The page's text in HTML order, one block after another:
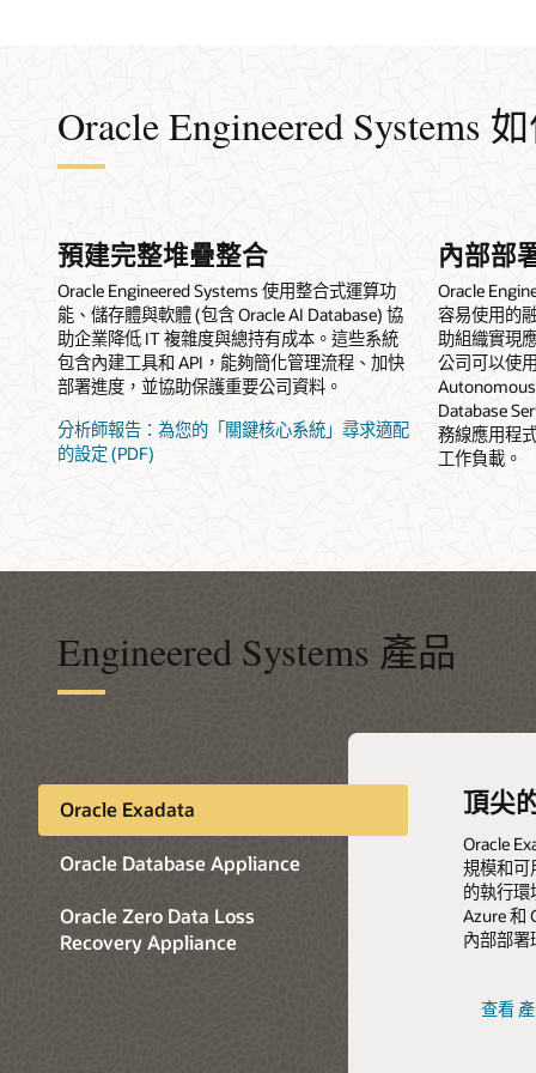
Oracle Engineered Systems
預建完整堆疊整合
Oracle Engineered Systems 使用整合式運算功
能、儲存體與軟體 (包含 Oracle AI Database) 協
助企業降低 IT 複雜度與總持有成本。這些系統
包含內建工具和 API，能夠簡化管理流程、加快
部署進度，並協助保護重要公司資料。
分析師報告：為您的「關鍵核心系統」尋求適配
的設定 (PDF)
內部部
Oracle
容易使用的
助組織實現
公司可以使
Autonomous
Database
務線應用程
工作負載。
Engineered Systems 產品
Oracle Exadata
Oracle Database Appliance
Oracle Zero Data Loss
Recovery Appliance
頂尖
Oracle
規模和可
的執行環
Azure 和
內部部署
查看
Oracle
Exadata
適用
化平
對於擁有
管理其資
使用具備
本，加
Oracle
Oracle
份與復原
有平台上
為錯誤等
處執
Oracle
構，讓您
存和網路
網路服務
現有資
頂尖
Oracle
您在內部
存和網路
形，從而
心在雲端